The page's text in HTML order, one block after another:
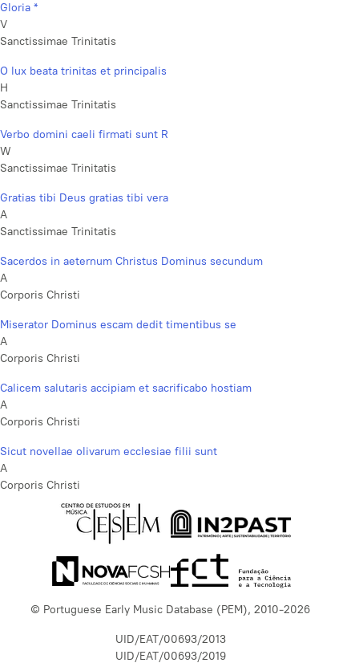
Gloria *
V
Sanctissimae Trinitatis
O lux beata trinitas et principalis
H
Sanctissimae Trinitatis
Verbo domini caeli firmati sunt R
W
Sanctissimae Trinitatis
Gratias tibi Deus gratias tibi vera
A
Sanctissimae Trinitatis
Sacerdos in aeternum Christus Dominus secundum
A
Corporis Christi
Miserator Dominus escam dedit timentibus se
A
Corporis Christi
Calicem salutaris accipiam et sacrificabo hostiam
A
Corporis Christi
Sicut novellae olivarum ecclesiae filii sunt
A
Corporis Christi
© Portuguese Early Music Database (PEM), 2010-2026
UID/EAT/00693/2013
UID/EAT/00693/2019